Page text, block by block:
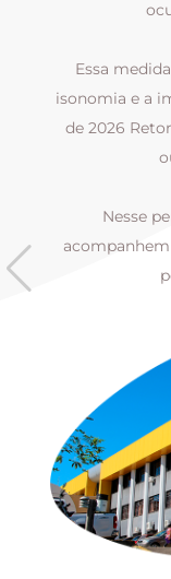
Essa
isonomia e a
de 2026
Nesse